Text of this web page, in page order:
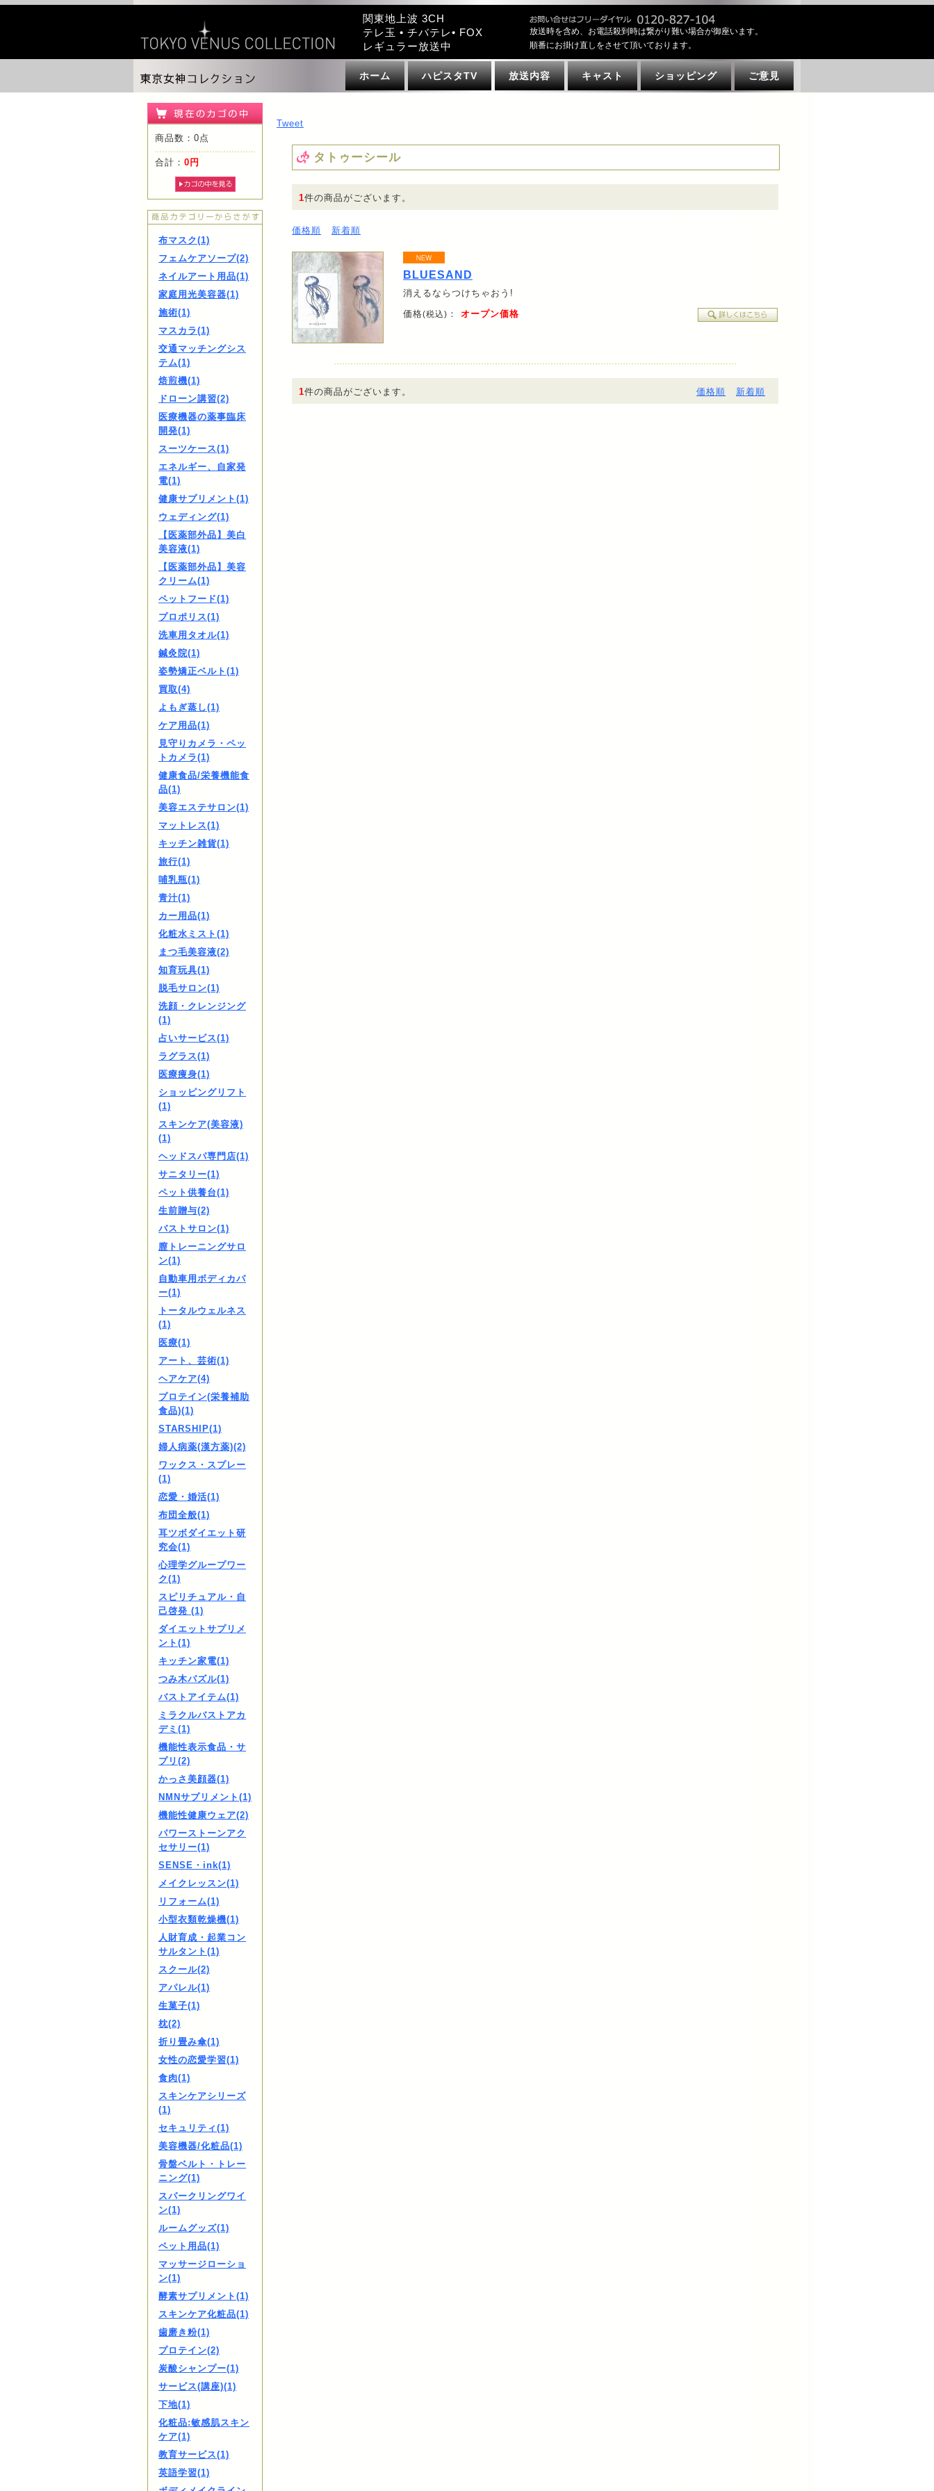
関東地上波 3CH
テレ玉 • チバテレ• FOX
レギュラー放送中
放送時を含め、お電話殺到時は繋がり難い場合が御座います。
順番にお掛け直しをさせて頂いております。
ホーム ハピスタTV 放送内容 キャスト ショッピング ご意見
商品数：0点
合計： 0円
布マスク(1)
フェムケアソープ(2)
ネイルアート用品(1)
家庭用光美容器(1)
施術(1)
マスカラ(1)
交通マッチングシス
テム(1)
焙煎機(1)
ドローン講習(2)
医療機器の薬事臨床
開発(1)
スーツケース(1)
エネルギー、自家発
電(1)
健康サプリメント(1)
ウェディング(1)
【医薬部外品】美白
美容液(1)
【医薬部外品】美容
クリーム(1)
ペットフード(1)
プロポリス(1)
洗車用タオル(1)
鍼灸院(1)
姿勢矯正ベルト(1)
買取(4)
よもぎ蒸し(1)
ケア用品(1)
見守りカメラ・ペッ
トカメラ(1)
健康食品/栄養機能食
品(1)
美容エステサロン(1)
マットレス(1)
キッチン雑貨(1)
旅行(1)
哺乳瓶(1)
青汁(1)
カー用品(1)
化粧水ミスト(1)
まつ毛美容液(2)
知育玩具(1)
脱毛サロン(1)
洗顔・クレンジング
(1)
占いサービス(1)
ラグラス(1)
医療痩身(1)
ショッピングリフト
(1)
スキンケア(美容液)
(1)
ヘッドスパ専門店(1)
サニタリー(1)
ペット供養台(1)
生前贈与(2)
バストサロン(1)
膣トレーニングサロ
ン(1)
自動車用ボディカバ
ー(1)
トータルウェルネス
(1)
医療(1)
アート、芸術(1)
ヘアケア(4)
プロテイン(栄養補助
食品)(1)
STARSHIP(1)
婦人病薬(漢方薬)(2)
ワックス・スプレー
(1)
恋愛・婚活(1)
布団全般(1)
耳ツボダイエット研
究会(1)
心理学グループワー
ク(1)
スピリチュアル・自
己啓発 (1)
ダイエットサプリメ
ント(1)
キッチン家電(1)
つみ木パズル(1)
バストアイテム(1)
ミラクルバストアカ
デミ(1)
機能性表示食品・サ
プリ(2)
かっさ美顔器(1)
NMNサプリメント(1)
機能性健康ウェア(2)
パワーストーンアク
セサリー(1)
SENSE・ink(1)
メイクレッスン(1)
リフォーム(1)
小型衣類乾燥機(1)
人財育成・起業コン
サルタント(1)
スクール(2)
アパレル(1)
生菓子(1)
枕(2)
折り畳み傘(1)
女性の恋愛学習(1)
食肉(1)
スキンケアシリーズ
(1)
セキュリティ(1)
美容機器/化粧品(1)
骨盤ベルト・トレー
ニング(1)
スパークリングワイ
ン(1)
ルームグッズ(1)
ペット用品(1)
マッサージローショ
ン(1)
酵素サプリメント(1)
スキンケア化粧品(1)
歯磨き粉(1)
プロテイン(2)
炭酸シャンプー(1)
サービス(講座)(1)
下地(1)
化粧品:敏感肌スキン
ケア(1)
教育サービス(1)
英語学習(1)
Tweet
タトゥーシール
1件の商品がございます。
価格順 新着順
BLUESAND
消えるならつけちゃおう!
価格(税込) ： オープン価格
1件の商品がございます。 価格順 新着順